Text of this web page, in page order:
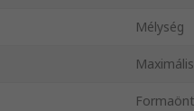
Mélység